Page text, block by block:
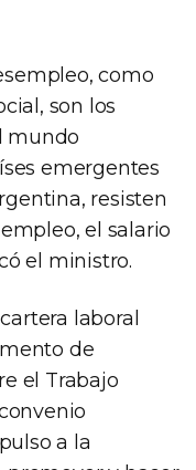
como
son los
mundo
emergentes
resisten
el salario
el ministro.
laboral
de
el Trabajo
a la